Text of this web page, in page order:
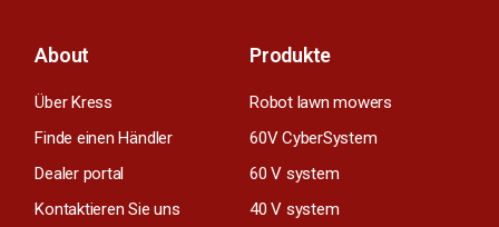
About
Über Kress
Finde einen Händler
Dealer portal
Kontaktieren Sie uns
Produkte
Robot lawn mowers
60V CyberSystem
60 V system
40 V system